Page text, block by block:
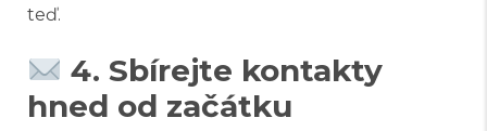
teď.
4. Sbírejte kontakty
hned od začátku